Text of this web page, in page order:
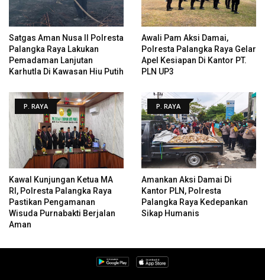
Satgas Aman Nusa II Polresta
Palangka Raya Lakukan
Pemadaman Lanjutan
Karhutla Di Kawasan Hiu Putih
Awali Pam Aksi Damai,
Polresta Palangka Raya Gelar
Apel Kesiapan Di Kantor PT.
PLN UP3
P. RAYA
Kawal Kunjungan Ketua MA
RI, Polresta Palangka Raya
Pastikan Pengamanan
Wisuda Purnabakti Berjalan
Aman
P. RAYA
Amankan Aksi Damai Di
Kantor PLN, Polresta
Palangka Raya Kedepankan
Sikap Humanis